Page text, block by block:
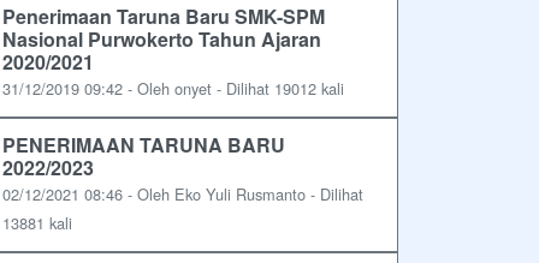
Penerimaan Taruna Baru SMK-SPM
Nasional Purwokerto Tahun Ajaran
2020/2021
31/12/2019 09:42 - Oleh onyet - Dilihat 19012 kali
PENERIMAAN TARUNA BARU
2022/2023
02/12/2021 08:46 - Oleh Eko Yuli Rusmanto - Dilihat
13881 kali